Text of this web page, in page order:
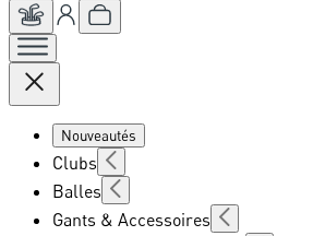
Nouveautés
Clubs
Balles
Gants & Accessoires